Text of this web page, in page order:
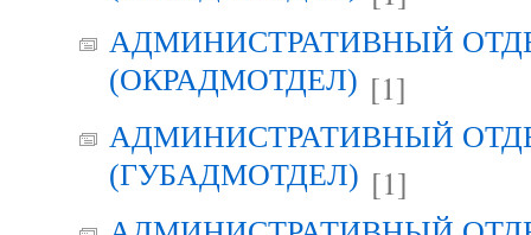
АДМИНИСТРАТИВНЫЙ
(ОКРАДМОТДЕЛ) [1]
АДМИНИСТРАТИВНЫЙ
(ГУБАДМОТДЕЛ) [1]